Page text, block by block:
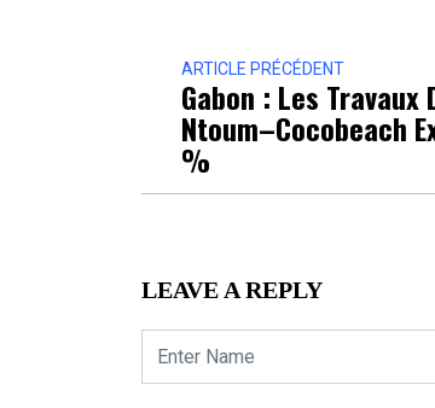
ARTICLE PRÉCÉDENT
Gabon : Les Travaux
Ntoum–Cocobeach
%
LEAVE A REPLY